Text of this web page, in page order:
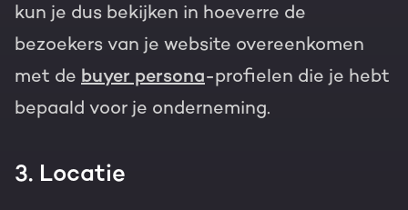
kun je dus bekijken in hoeverre de
bezoekers van je website overeenkomen
met de buyer persona-profielen die je hebt
bepaald voor je onderneming.
3. Locatie